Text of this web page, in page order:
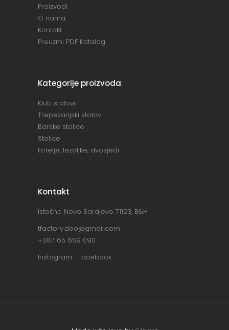
Proizvodi
O nama
Kontakt
Preuzmi PDF Katalog
Kategorije proizvoda
Klub stolovi
Trepezarijski stolovi
Barske stolice
Stolice
Fotelje, lezaljke, dvosjedi
Kontakt
Istočno Novo Sarajevo 71123, B&H
tfactory.doo@gmail.com
+387 65 659 090
Instagram Facebook